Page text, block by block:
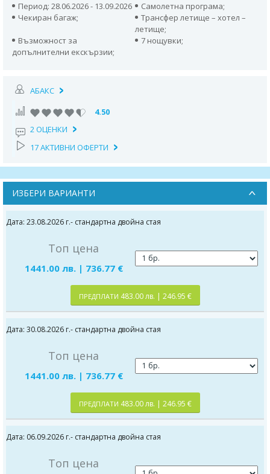
Период: 28.06.2026 - 13.09.2026
Самолетна програма;
Чекиран багаж;
Трансфер летище – хотел –
летище;
Възможност за
допълнителни екскързии;
7 нощувки;
АБАКС
4.50
2 ОЦЕНКИ
17 АКТИВНИ ОФЕРТИ
ИЗБЕРИ ВАРИАНТИ
Дата: 23.08.2026 г.- стандартна двойна стая
Топ цена
1441.00 лв. | 736.77 €
ПРЕДПЛАТИ 483.00 лв. | 246.95 €
Дата: 30.08.2026 г.- стандартна двойна стая
Топ цена
1441.00 лв. | 736.77 €
ПРЕДПЛАТИ 483.00 лв. | 246.95 €
Дата: 06.09.2026 г.- стандартна двойна стая
Топ цена